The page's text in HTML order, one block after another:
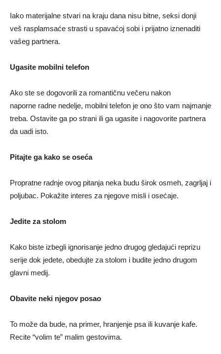
Iako materijalne stvari na kraju dana nisu bitne, seksi donji
veš rasplamsaće strasti u spavaćoj sobi i prijatno iznenaditi
vašeg partnera.
Ugasite mobilni telefon
Ako ste se dogovorili za romantičnu večeru nakon
naporne radne nedelje, mobilni telefon je ono što vam najmanje
treba. Ostavite ga po strani ili ga ugasite i nagovorite partnera
da uadi isto.
Pitajte ga kako se oseća
Propratne radnje ovog pitanja neka budu širok osmeh, zagrljaj i
poljubac. Pokažite interes za njegove misli i osećaje.
Jedite za stolom
Kako biste izbegli ignorisanje jedno drugog gledajući reprizu
serije dok jedete, obedujte za stolom i budite jedno drugom
glavni medij.
Obavite neki njegov posao
To može da bude, na primer, hranjenje psa ili kuvanje kafe.
Recite “volim te” malim gestovima.